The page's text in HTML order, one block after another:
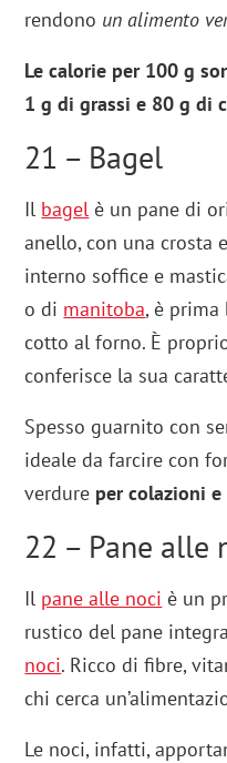
rendono un alimento
Le calorie per 100 g
1 g di grassi e 80 g di
21 – Bagel
Il bagel è un pane di
anello, con una crosta
interno soffice e
o di manitoba, è
cotto al forno. È
conferisce la sua
Spesso guarnito con
ideale da farcire con
verdure per colazioni
22 – Pane alle
Il pane alle noci è un
rustico del pane
noci. Ricco di fibre,
chi cerca
Le noci, infatti,